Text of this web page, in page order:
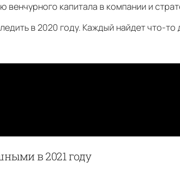
капитала в компании и
в 2020 году. Каждый найдет что-то
в 2021 году